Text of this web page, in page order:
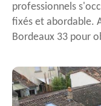
professionnels
fixés et abordable.
Bordeaux 33 pour